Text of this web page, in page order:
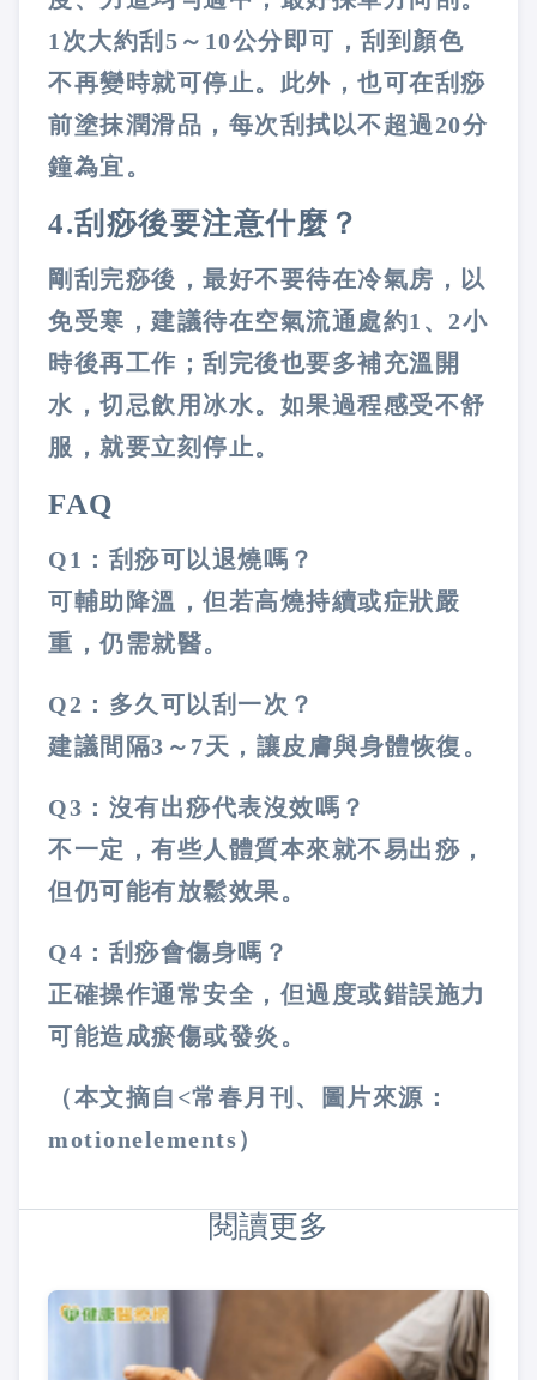
1 次大約刮 5 ～ 10公分即可，刮到顏色
不再變時就可停止。此外，也可在刮痧
前塗抹潤滑品，每次刮拭以不超過20分
鐘為宜。
4.刮痧後要注意什麼？
剛刮完痧後，最好不要待在冷氣房，以
免受寒，建議待在空氣流通處約1 、 2小
時後再工作；刮完後也要多補充溫開
水，切忌飲用冰水。如果過程感受不舒
服，就要立刻停止。
FAQ
Q1：刮痧可以退燒嗎？
可輔助降溫，但若高燒持續或症狀嚴
重，仍需就醫。
Q2：多久可以刮一次？
建議間隔3～7天，讓皮膚與身體恢復。
Q3：沒有出痧代表沒效嗎？
不一定，有些人體質本來就不易出痧，
但仍可能有放鬆效果。
Q4：刮痧會傷身嗎？
正確操作通常安全，但過度或錯誤施力
可能造成瘀傷或發炎。
（本文摘自<常春月刊、圖片來源：
motionelements）
閱讀更多